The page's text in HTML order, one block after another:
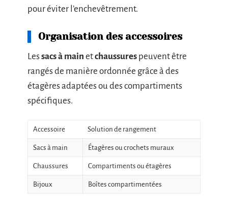
pour éviter l’enchevêtrement.
Organisation des accessoires
Lessacs à main etchaussures peuvent être
rangés de manière ordonnée grâce à des
étagères adaptées ou des compartiments
spécifiques.
Accessoire Solution de rangement
Sacs à main Étagères ou crochets muraux
Chaussures Compartiments ou étagères
Bijoux Boîtes compartimentées